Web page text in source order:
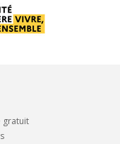
gratuit